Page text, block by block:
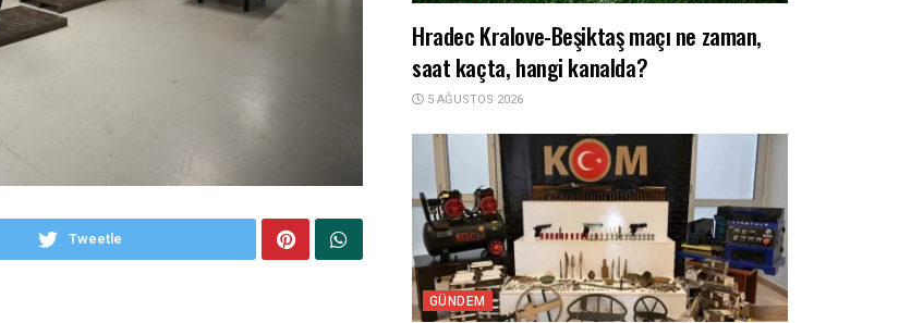
Tweetle
Hradec Kralove-Beşiktaş maçı ne zaman,
saat kaçta, hangi kanalda?
5 AĞUSTOS 2026
GÜNDEM